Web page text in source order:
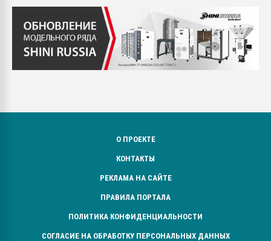
О ПРОЕКТЕ
КОНТАКТЫ
РЕКЛАМА НА САЙТЕ
ПРАВИЛА ПОРТАЛА
ПОЛИТИКА КОНФИДЕНЦИАЛЬНОСТИ
СОГЛАСИЕ НА ОБРАБОТКУ ПЕРСОНАЛЬНЫХ ДАННЫХ